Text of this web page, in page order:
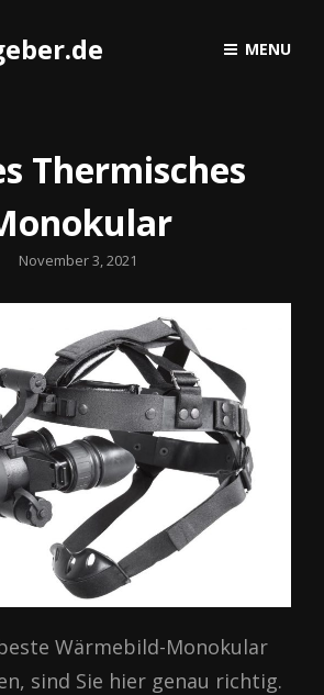
MENU
Thermisches
Posted
November 3, 2021
Wärmebild-Monokular
sind Sie hier genau richtig.